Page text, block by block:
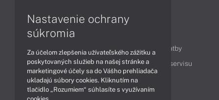
Ako nakupovať
Možnosti doručenia a platby
Podpora a servis
Servisné služby Cenník servisu
Kontakty
Nastavenie ochrany
súkromia
Za účelom zlepšenia užívateľského zážitku a
poskytovaných služieb na našej stránke a
marketingové účely sa do Vášho prehliadača
ukladajú súbory cookies. Kliknutím na
tlačidlo „Rozumiem“ súhlasíte s využívaním